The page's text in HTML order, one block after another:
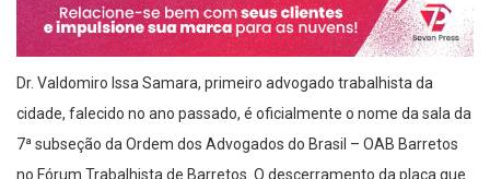
Dr. Valdomiro Issa Samara, primeiro advogado trabalhista da
cidade, falecido no ano passado, é oficialmente o nome da sala da
7ª subseção da Ordem dos Advogados do Brasil – OAB Barretos
no Fórum Trabalhista de Barretos. O descerramento da placa que